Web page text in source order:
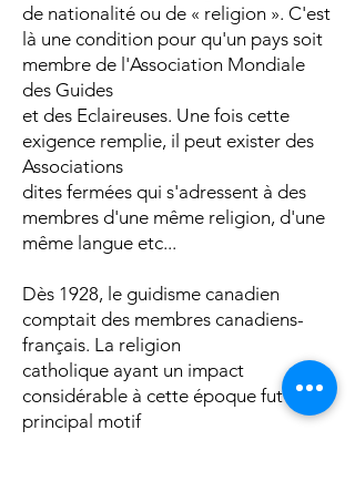
de nationalité ou de « religion ». C'est
là une condition pour qu'un pays soit
membre de l'Association Mondiale
des Guides
et des Eclaireuses. Une fois cette
exigence remplie, il peut exister des
Associations
dites fermées qui s'adressent à des
membres d'une même religion, d'une
même langue etc...
Dès 1928, le guidisme canadien
comptait des membres canadiens-
français. La religion
catholique ayant un impact
considérable à cette époque fut le
principal motif